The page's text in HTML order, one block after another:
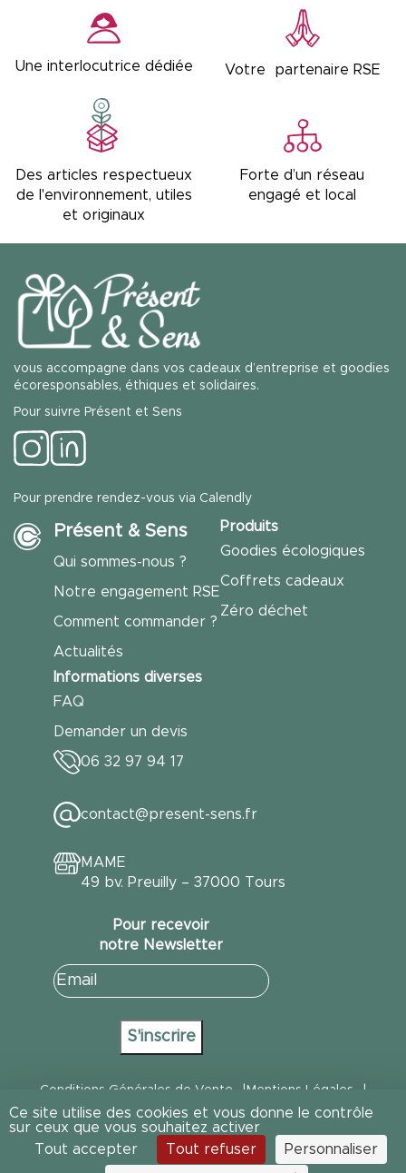
Une interlocutrice dédiée Votre partenaire RSE
Des articles respectueux
de l'environnement, utiles
et originaux
Forte d’un réseau
engagé et local
vous accompagne dans vos cadeaux d’entreprise et goodies
écoresponsables, éthiques et solidaires.
Pour suivre Présent et Sens
Pour prendre rendez-vous via Calendly
Présent & Sens
Qui sommes-nous ?
Notre engagement RSE
Comment commander ?
Actualités
Produits
Goodies écologiques
Coffrets cadeaux
Zéro déchet
Informations diverses
FAQ
Demander un devis
06 32 97 94 17
contact@present-sens.fr
MAME
49 bv. Preuilly – 37000 Tours
Pour recevoir
notre Newsletter
E-
S'inscrire
Conditions Générales de Vente Mentions Légales
Politique de Confidentialité Politique Gestion des cookies
Cookies Design : Marylou Gabriel
Ce site utilise des cookies et vous donne le contrôle
sur ceux que vous souhaitez activer
Tout accepter
Tout refuser Personnaliser